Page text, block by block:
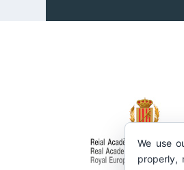
We use
properly,